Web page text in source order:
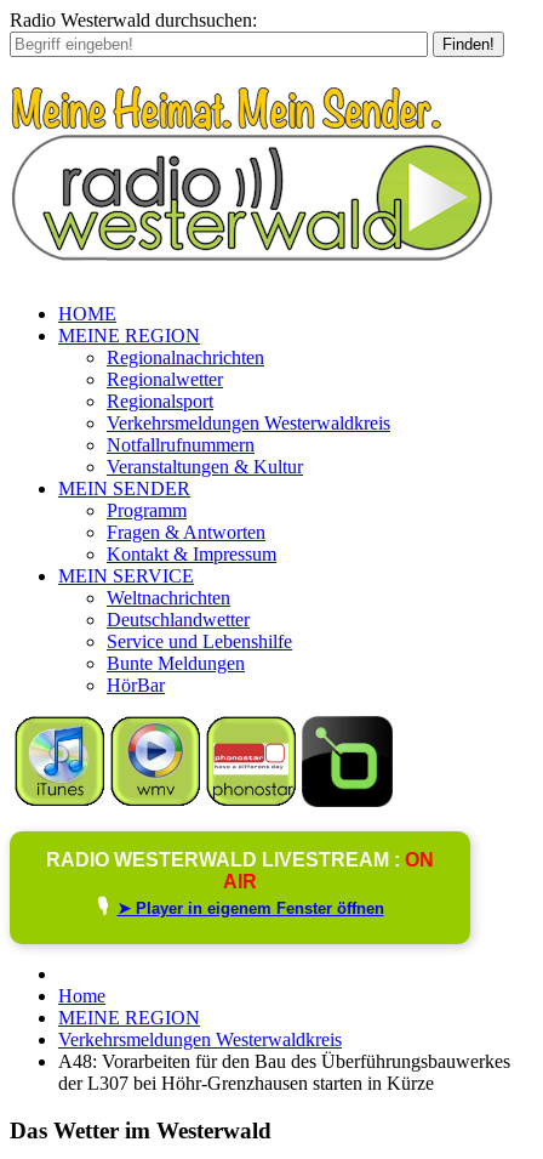
Radio Westerwald durchsuchen:
Finden!
HOME
MEINE REGION
Regionalnachrichten
Regionalwetter
Regionalsport
Verkehrsmeldungen Westerwaldkreis
Notfallrufnummern
Veranstaltungen & Kultur
MEIN SENDER
Programm
Fragen & Antworten
Kontakt & Impressum
MEIN SERVICE
Weltnachrichten
Deutschlandwetter
Service und Lebenshilfe
Bunte Meldungen
HörBar
RADIO WESTERWALD LIVESTREAM : ON
AIR
🎙️ ➤ Player in eigenem Fenster öffnen
Home
MEINE REGION
Verkehrsmeldungen Westerwaldkreis
A48: Vorarbeiten für den Bau des Überführungsbauwerkes
der L307 bei Höhr-Grenzhausen starten in Kürze
Das Wetter im Westerwald